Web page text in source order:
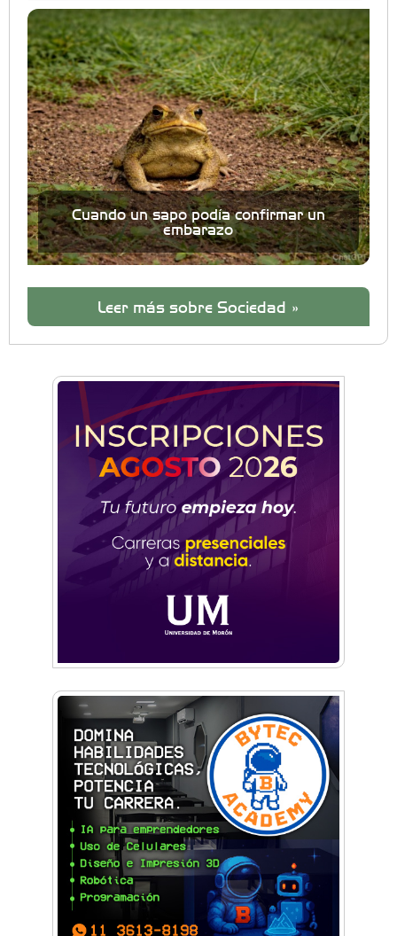
Cuando un sapo podía confirmar un
embarazo
Leer más sobre Sociedad »